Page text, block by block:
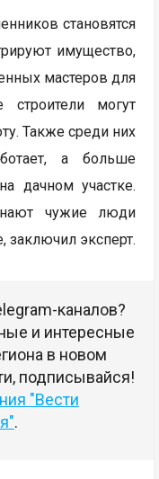
становятся
имущество,
мастеров для
строители могут
Также среди них
а больше
дачном участке.
чужие люди
эксперт.
каналов?
и интересные
в новом
подписывайся!
"Вести
.